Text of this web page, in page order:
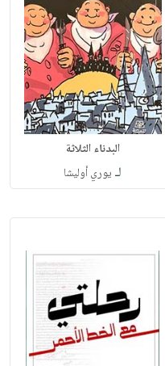
البدناء الثلاثة
لـ يوري أوليشا